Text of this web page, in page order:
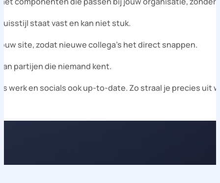
staat vast en kan niet stuk.
site, zodat nieuwe collega’s het direct snappen.
partijen die niemand kent.
en socials ook up-to-date. Zo straal je precies uit